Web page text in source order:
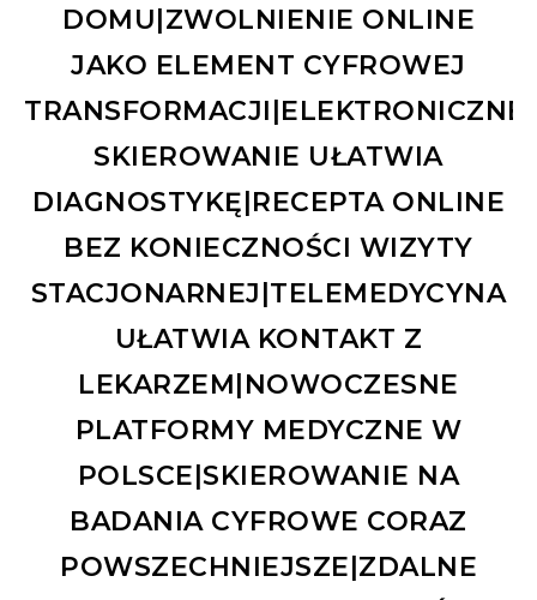
DOMU|ZWOLNIENIE ONLINE
JAKO ELEMENT CYFROWEJ
TRANSFORMACJI|ELEKTRONICZNE
SKIEROWANIE UŁATWIA
DIAGNOSTYKĘ|RECEPTA ONLINE
BEZ KONIECZNOŚCI WIZYTY
STACJONARNEJ|TELEMEDYCYNA
UŁATWIA KONTAKT Z
LEKARZEM|NOWOCZESNE
PLATFORMY MEDYCZNE W
POLSCE|SKIEROWANIE NA
BADANIA CYFROWE CORAZ
POWSZECHNIEJSZE|ZDALNE